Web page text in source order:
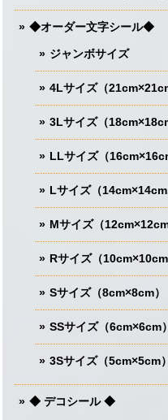
◆オーダー文字シール◆
ジャンボサイズ
4Lサイズ（
3Lサイズ（
LLサイズ（
Lサイズ（14cm×14cm
Mサイズ（12cm×12cm
Rサイズ（10cm×10cm
Sサイズ（8cm×8cm）
SSサイズ（6cm×6cm）
3Sサイズ（5cm×5cm）
◆ デコシール ◆